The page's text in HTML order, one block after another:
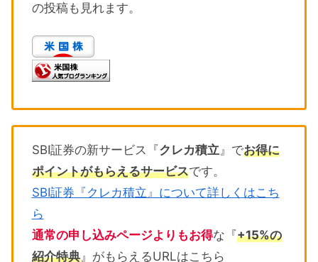
の投稿も見れます。
SBI証券の新サービス『クレカ積立 』でお得に
ポイントがもらえるサービスです。
SBI証券『クレカ積立』について詳しくはこち
ら
通常の申し込みページよりもお得な『+15%の
紹介特典』がもらえるURLはこちら